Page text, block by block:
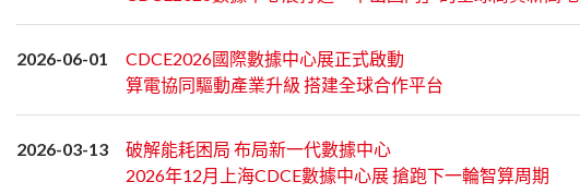
2026-06-01
CDCE2026國際數據中心展正式啟動
算電協同驅動產業升級 搭建全球合作平台
2026-03-13
破解能耗困局 布局新一代數據中心
2026年12月上海CDCE數據中心展 搶跑下一輪智算周期